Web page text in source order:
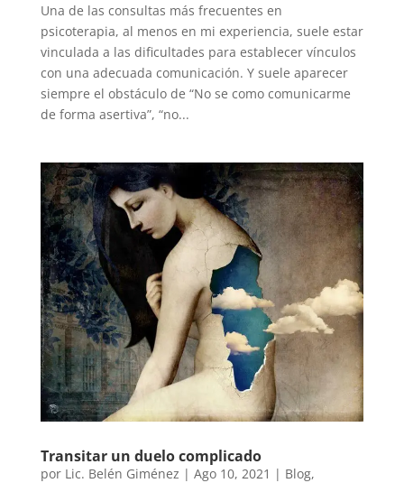
Una de las consultas más frecuentes en
psicoterapia, al menos en mi experiencia, suele estar
vinculada a las dificultades para establecer vínculos
con una adecuada comunicación. Y suele aparecer
siempre el obstáculo de “No se como comunicarme
de forma asertiva”, “no...
Transitar un duelo complicado
por Lic. Belén Giménez | Ago 10, 2021 | Blog,